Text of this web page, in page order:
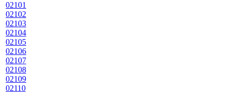
02101
02102
02103
02104
02105
02106
02107
02108
02109
02110